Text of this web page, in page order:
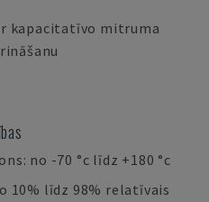
kapacitatīvo mitruma
no -70 °c līdz +180 °c
10% līdz 98% relatīvais